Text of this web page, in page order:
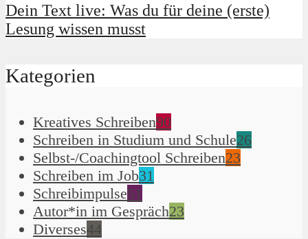
Dein Text live: Was du für deine (erste)
Lesung wissen musst
Kategorien
Kreatives Schreiben90
Schreiben in Studium und Schule26
Selbst-/Coachingtool Schreiben23
Schreiben im Job31
Schreibimpulse51
Autor*in im Gespräch23
Diverses44